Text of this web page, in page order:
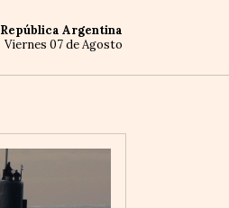
República Argentina
Viernes 07 de Agosto